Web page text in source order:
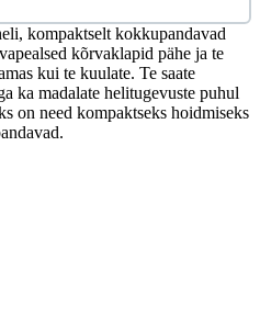
kompaktselt kokkupandavad
kõrvaklapid pähe ja te
kui te kuulate. Te saate
ka madalate helitugevuste puhul
on need kompaktseks hoidmiseks